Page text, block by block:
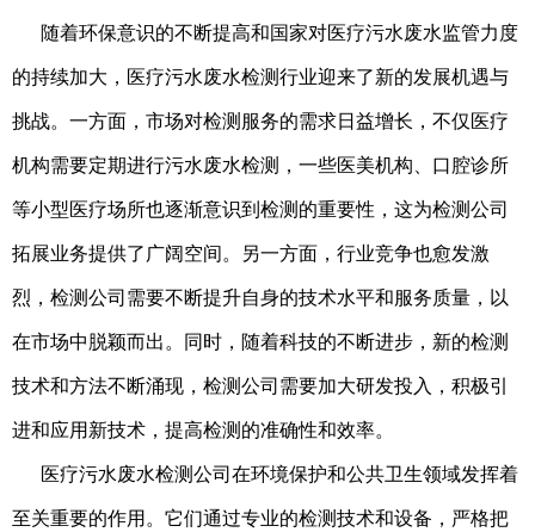
随着环保意识的不断提高和国家对医疗污水废水监管力度
的持续加大，医疗污水废水检测行业迎来了新的发展机遇与
挑战。一方面，市场对检测服务的需求日益增长，不仅医疗
机构需要定期进行污水废水检测，一些医美机构、口腔诊所
等小型医疗场所也逐渐意识到检测的重要性，这为检测公司
拓展业务提供了广阔空间。另一方面，行业竞争也愈发激
烈，检测公司需要不断提升自身的技术水平和服务质量，以
在市场中脱颖而出。同时，随着科技的不断进步，新的检测
技术和方法不断涌现，检测公司需要加大研发投入，积极引
进和应用新技术，提高检测的准确性和效率。
医疗污水废水检测公司在环境保护和公共卫生领域发挥着
至关重要的作用。它们通过专业的检测技术和设备，严格把